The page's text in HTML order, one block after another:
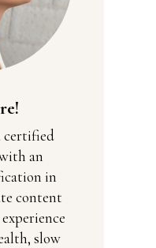
certified
an
in
content
slow